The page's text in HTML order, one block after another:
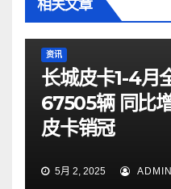
相关文章
资讯
长城皮卡1-4月
67505辆 同比
皮卡销冠
5月 2, 2025 ADMIN